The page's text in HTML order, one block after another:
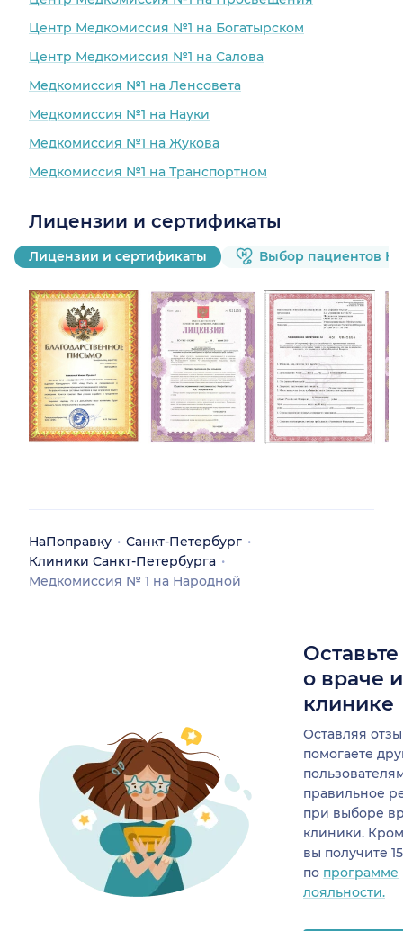
Центр Медкомиссия №1 на Богатырском
Центр Медкомиссия №1 на Салова
Медкомиссия №1 на Ленсовета
Медкомиссия №1 на Науки
Медкомиссия №1 на Жукова
Медкомиссия №1 на Транспортном
Лицензии и сертификаты
Лицензии и сертификаты Выбор пациентов
НаПоправку
Санкт-Петербург
Клиники Санкт-Петербурга
Медкомиссия № 1 на Народной
о враче
клинике
Оставляя
помогаете
правильное
при выборе
клиники.
вы получите
по программе
лояльности.